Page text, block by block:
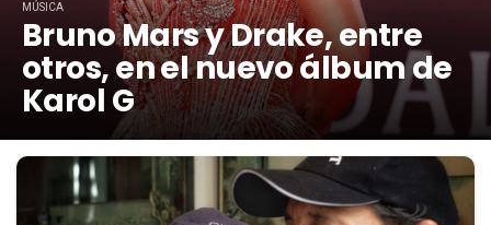
MÚSICA
Bruno Mars y Drake, entre
otros, en el nuevo álbum de
Karol G